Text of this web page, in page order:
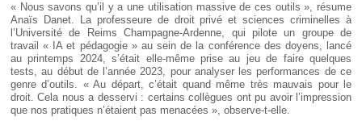
« Nous savons qu’il y a une utilisation massive de ces outils », résume
Anaïs Danet. La professeure de droit privé et sciences criminelles à
l’Université de Reims Champagne-Ardenne, qui pilote un groupe de
travail « IA et pédagogie » au sein de la conférence des doyens, lancé
au printemps 2024, s’était elle-même prise au jeu de faire quelques
tests, au début de l’année 2023, pour analyser les performances de ce
genre d’outils. « Au départ, c’était quand même très mauvais pour le
droit. Cela nous a desservi : certains collègues ont pu avoir l’impression
que nos pratiques n’étaient pas menacées », observe-t-elle.